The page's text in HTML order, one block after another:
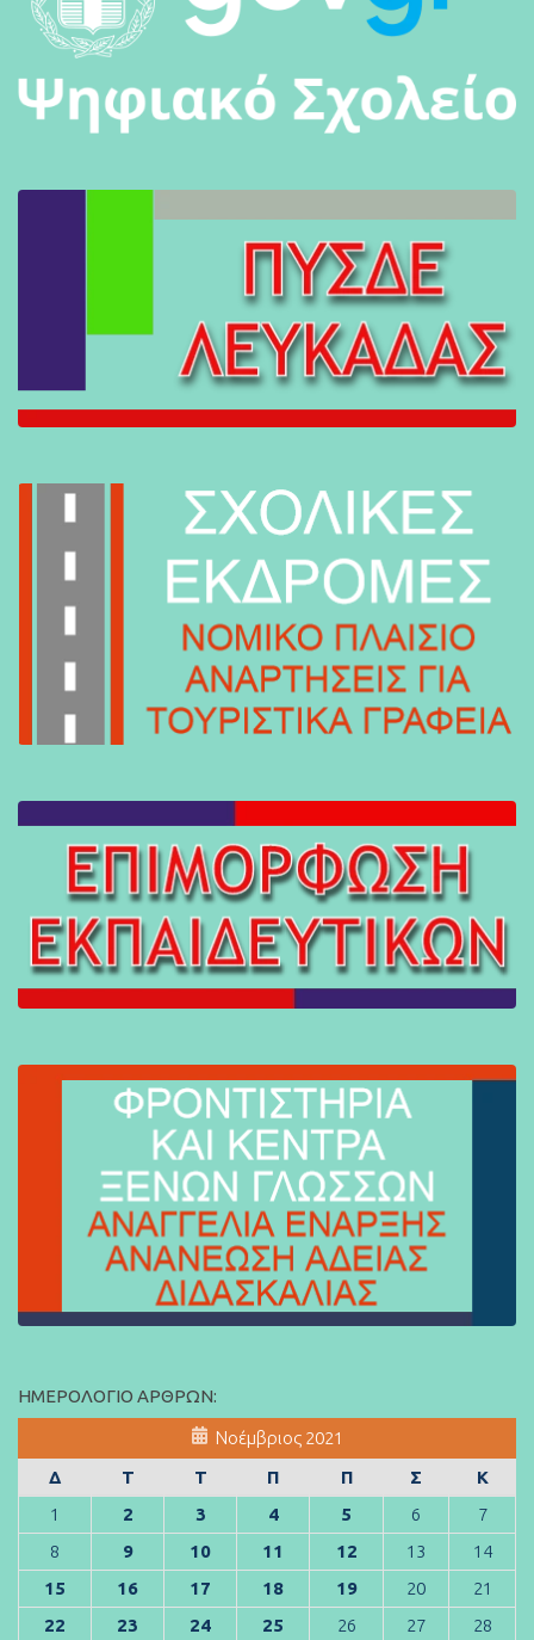
ΗΜΕΡΟΛΌΓΙΟ ΆΡΘΡΩΝ:
Νοέμβριος 2021
Δ
Τ Τ Π Π Σ
Κ
1
2 3 4 5 6
7
8
9 10 11 12 13
14
15
16 17 18 19 20
21
22
23 24 25 26 27 28